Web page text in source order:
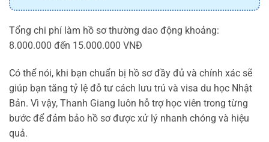
Tổng chi phí làm hồ sơ thường dao động khoảng:
8.000.000 đến 15.000.000 VNĐ
Có thể nói, khi bạn chuẩn bị hồ sơ đầy đủ và chính xác sẽ
giúp bạn tăng tỷ lệ đỗ tư cách lưu trú và visa du học Nhật
Bản. Vì vậy, Thanh Giang luôn hỗ trợ học viên trong từng
bước để đảm bảo hồ sơ được xử lý nhanh chóng và hiệu
quả.